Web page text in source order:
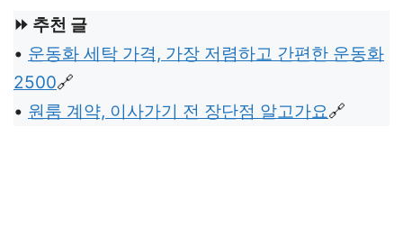
⏩ 추천 글
• 운동화 세탁 가격, 가장 저렴하고 간편한 운동화
2500🔗
• 원룸 계약, 이사가기 전 장단점 알고가요🔗